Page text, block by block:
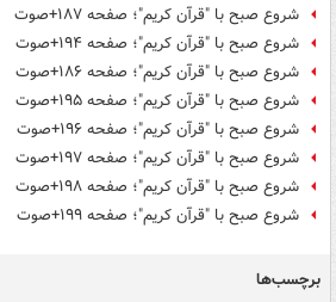
شروع صبح با "قرآن کریم"؛ صفحه ۱۸۷+صوت
شروع صبح با "قرآن کریم"؛ صفحه ۱۹۴+صوت
شروع صبح با "قرآن کریم"؛ صفحه ۱۸۶+صوت
شروع صبح با "قرآن کریم"؛ صفحه ۱۹۵+صوت
شروع صبح با "قرآن کریم"؛ صفحه ۱۹۶+صوت
شروع صبح با "قرآن کریم"؛ صفحه ۱۹۷+صوت
شروع صبح با "قرآن کریم"؛ صفحه ۱۹۸+صوت
شروع صبح با "قرآن کریم"؛ صفحه ۱۹۹+صوت
برچسب‌ها